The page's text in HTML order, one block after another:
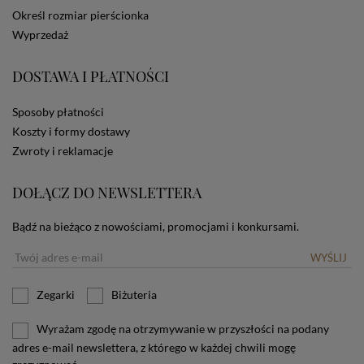
dotyczących cookies oznacza, że będą one
użytkownika. Jeżeli użytkownik nie wyraża zgody na
ustawienia swojej przeglądarki.
Określ rozmiar pierścionka
Wyprzedaż
DOSTAWA I PŁATNOŚCI
Sposoby płatności
Koszty i formy dostawy
Zwroty i reklamacje
DOŁĄCZ DO NEWSLETTERA
Bądź na bieżąco z nowościami, promocjami i konkursami.
WYŚLIJ
Zegarki Biżuteria
Wyrażam zgodę na otrzymywanie w przyszłości na podany
adres e-mail newslettera, z którego w każdej chwili mogę